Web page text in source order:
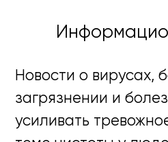
Новости о вирусах,
загрязнении и
усиливать